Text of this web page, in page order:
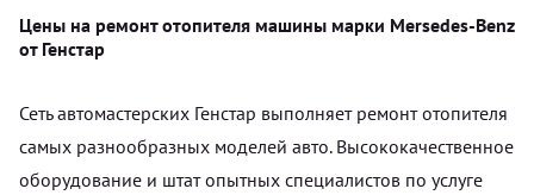
Цены на ремонт отопителя машины марки Mersedes-Benz
от Генстар
Сеть автомастерских Генстар выполняет ремонт отопителя
самых разнообразных моделей авто. Высококачественное
оборудование и штат опытных специалистов по услуге